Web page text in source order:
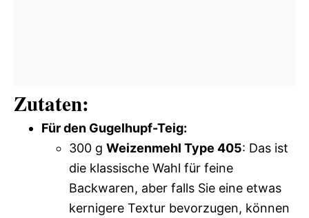
Zutaten:
Für den Gugelhupf-Teig:
300 g Weizenmehl Type 405: Das ist
die klassische Wahl für feine
Backwaren, aber falls Sie eine etwas
kernigere Textur bevorzugen, können